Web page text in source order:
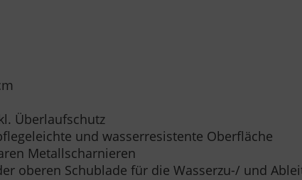
Überlaufschutz
und wasserresistente Oberfläche
Metallscharnieren
oberen Schublade für die Wasserzu-/ und